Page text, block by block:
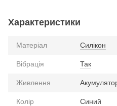
Характеристики
Матеріал Силікон
Вібрація Так
Живлення
Колір Синий